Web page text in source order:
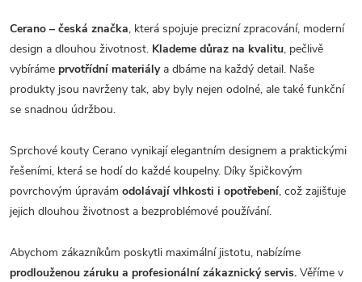
Cerano – česká značka, která spojuje precizní zpracování, moderní
design a dlouhou životnost. Klademe důraz na kvalitu, pečlivě
vybíráme prvotřídní materiálya dbáme na každý detail. Naše
produkty jsou navrženy tak, aby byly nejen odolné, ale také funkční
se snadnou údržbou.
Sprchové kouty Cerano vynikají elegantním designem a praktickými
řešeními, která se hodí do každé koupelny. Díky špičkovým
povrchovým úpravám odolávají vlhkosti i opotřebení, což zajišťuje
jejich dlouhou životnost a bezproblémové používání.
Abychom zákazníkům poskytli maximální jistotu, nabízíme
prodlouženou záruku a profesionální zákaznický servis. Věříme v